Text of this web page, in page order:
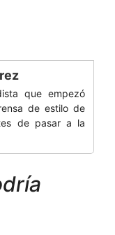
que empezó
de estilo de
de pasar a la